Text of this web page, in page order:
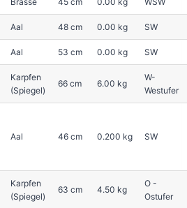
Aal 48 cm 0.00 kg SW
Aal 53 cm 0.00 kg SW
Karpfen
(Spiegel)
66 cm 6.00 kg
W-
Westufer
Aal 46 cm 0.200 kg SW
Karpfen
(Spiegel)
63 cm 4.50 kg
O -
Ostufer